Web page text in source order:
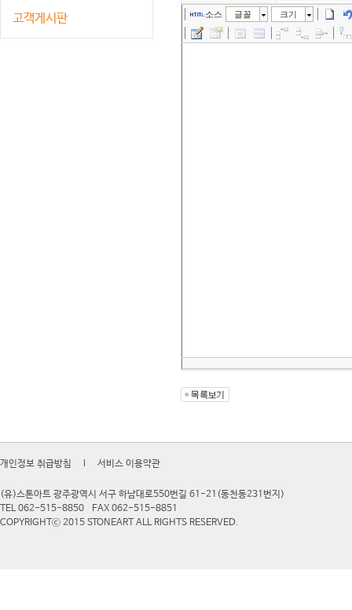
고객게시판 소스 글꼴 크기
개인정보 취급방침 l 서비스 이용약관
(유)스톤아트 광주광역시 서구 하남대로550번길 61-21(동천동231번지)
TEL 062-515-8850
FAX 062-515-8851
COPYRIGHTⓒ 2015 STONEART ALL RIGHTS RESERVED.